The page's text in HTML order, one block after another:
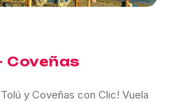
Coveñas
y Coveñas con Clic! Vuela